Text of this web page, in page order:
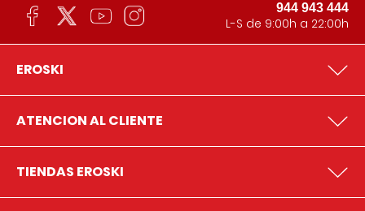
944 943 444
L-S de 9:00h a 22:00h
EROSKI
ATENCION AL CLIENTE
TIENDAS EROSKI